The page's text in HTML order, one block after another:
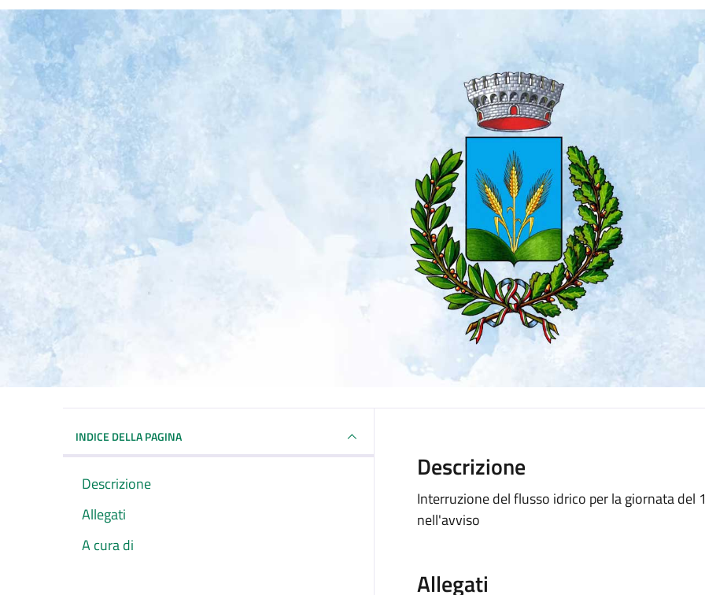
INDICE DELLA PAGINA
Descrizione
Allegati
A cura di
Descrizione
Interruzione del flusso idrico per la giornata del
nell'avviso
Allegati